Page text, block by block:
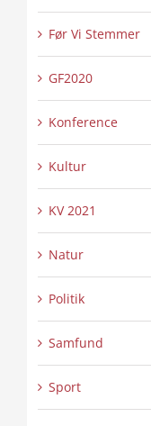
Før Vi Stemmer
GF2020
Konference
Kultur
KV 2021
Natur
Politik
Samfund
Sport